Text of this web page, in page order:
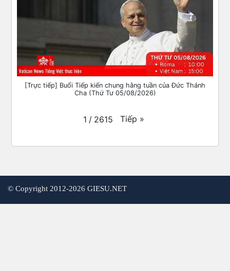
[Trực tiếp] Buổi Tiếp kiến chung hằng tuần của Đức Thánh
Cha (Thứ Tư 05/08/2026)
1 / 2615 Tiếp »
© Copyright 2012-2026 GIESU.NET